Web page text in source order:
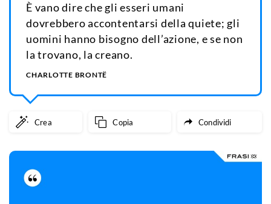
È vano dire che gli esseri umani
dovrebbero accontentarsi della quiete; gli
uomini hanno bisogno dell’azione, e se non
la trovano, la creano.
CHARLOTTE BRONTË
Crea Copia Condividi